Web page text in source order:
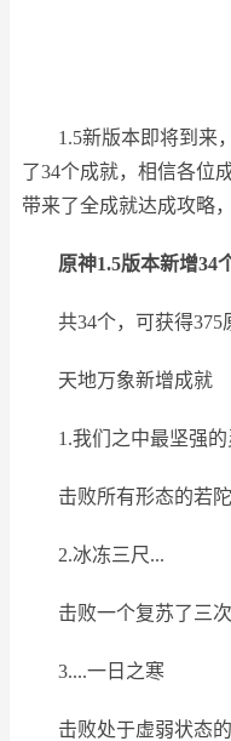
1.5新版本即将到来
了34个成就，相信各位
带来了全成就达成攻略
原神1.5版本新增34
共34个，可获得375
天地万象新增成就
1.我们之中最坚强的
击败所有形态的若陀
2.冰冻三尺...
击败一个复苏了三
3....一日之寒
击败处于虚弱状态